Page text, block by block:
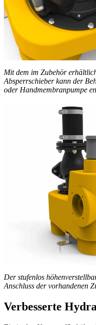
Mit dem im Zubehör
Absperrschieber kann der
oder Handmembranpumpe
Der stufenlos
Anschluss der vorhandenen
Verbesserte